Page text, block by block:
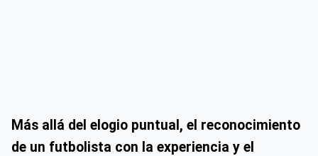
Más allá del elogio puntual, el reconocimiento
de un futbolista con la experiencia y el